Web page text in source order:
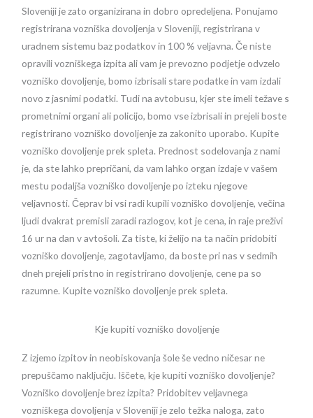
Sloveniji je zato organizirana in dobro opredeljena. Ponujamo
registrirana vozniška dovoljenja v Sloveniji, registrirana v
uradnem sistemu baz podatkov in 100 % veljavna. Če niste
opravili vozniškega izpita ali vam je prevozno podjetje odvzelo
vozniško dovoljenje, bomo izbrisali stare podatke in vam izdali
novo z jasnimi podatki. Tudi na avtobusu, kjer ste imeli težave s
prometnimi organi ali policijo, bomo vse izbrisali in prejeli boste
registrirano vozniško dovoljenje za zakonito uporabo. Kupite
vozniško dovoljenje prek spleta. Prednost sodelovanja z nami
je, da ste lahko prepričani, da vam lahko organ izdaje v vašem
mestu podaljša vozniško dovoljenje po izteku njegove
veljavnosti. Čeprav bi vsi radi kupili vozniško dovoljenje, večina
ljudi dvakrat premisli zaradi razlogov, kot je cena, in raje preživi
16 ur na dan v avtošoli. Za tiste, ki želijo na ta način pridobiti
vozniško dovoljenje, zagotavljamo, da boste pri nas v sedmih
dneh prejeli pristno in registrirano dovoljenje, cene pa so
razumne. Kupite vozniško dovoljenje prek spleta.
Kje kupiti vozniško dovoljenje
Z izjemo izpitov in neobiskovanja šole še vedno ničesar ne
prepuščamo naključju. Iščete, kje kupiti vozniško dovoljenje?
Vozniško dovoljenje brez izpita? Pridobitev veljavnega
vozniškega dovoljenja v Sloveniji je zelo težka naloga, zato